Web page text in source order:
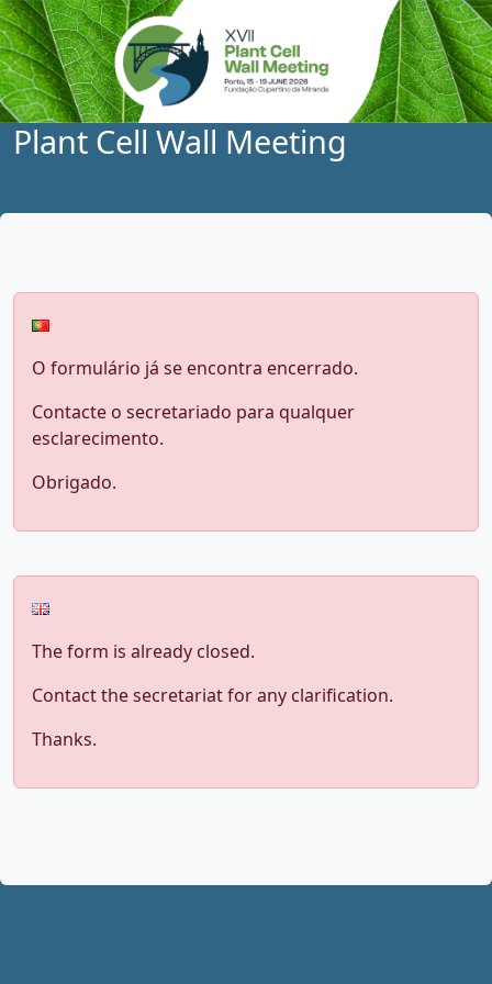
Plant Cell Wall Meeting
O formulário já se encontra encerrado.
Contacte o secretariado para qualquer
esclarecimento.
Obrigado.
The form is already closed.
Contact the secretariat for any clarification.
Thanks.